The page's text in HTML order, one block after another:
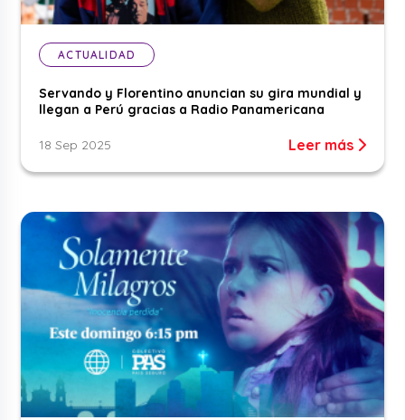
ACTUALIDAD
Servando y Florentino anuncian su gira mundial y
llegan a Perú gracias a Radio Panamericana
18 Sep 2025 Leer más